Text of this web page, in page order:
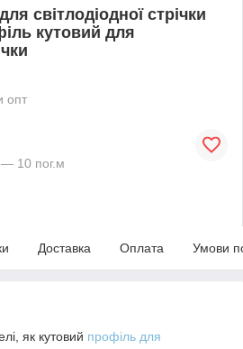
світлодіодної стрічки
кутовий для
опт
— 10 пог.м
Доставка Оплата Умови
як кутовий профіль для